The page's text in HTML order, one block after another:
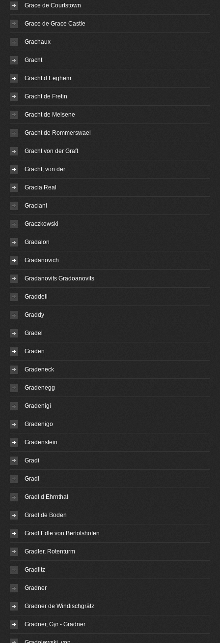
Grace de Courtstown
Grace de Grace Castle
Grachaux
Gracht
Gracht d Eeghem
Gracht de Fretin
Gracht de Melsene
Gracht de Rommerswael
Gracht von der Graft
Gracht, von der
Gracia Real
Graciani
Graczkowski
Gradalon
Gradanovich
Gradanovits Gradoanovits
Graddell
Graddy
Gradel
Graden
Gradeneck
Gradenegg
Gradenigi
Gradenigo
Gradenstein
Gradi
Gradl
Gradl d Ehrnthal
Gradl de Boden
Gradl Edle von Bertolshofen
Gradler, Rotenturm
Gradlitz
Gradner
Gradner de Windischgrätz
Gradner, Gyr - Gradner